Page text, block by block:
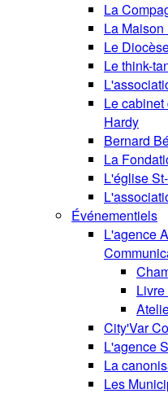
La
La
Le
Le think-
Le
Hardy
Bernard
La
L'église
Événementiels
L'agence
City'Var
L'agence
La
Les